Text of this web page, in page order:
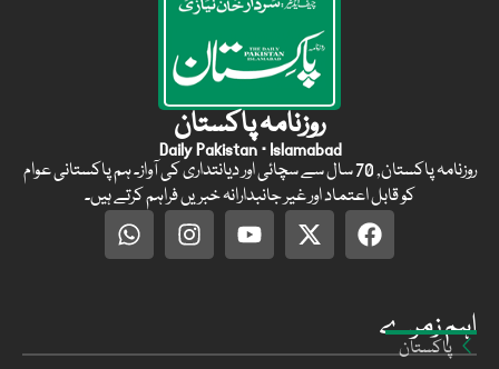
اہم زمرے
پاکستان
روزنامہ پاکستان
Daily Pakistan · Islamabad
روزنامہ پاکستان, 70 سال سے سچائی اور دیانتداری کی آواز۔ ہم پاکستانی عوام
کو قابل اعتماد اور غیر جانبدارانہ خبریں فراہم کرتے ہیں۔